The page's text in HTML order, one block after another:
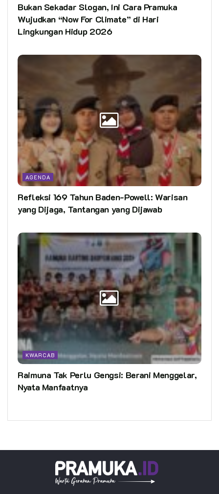
Bukan Sekadar Slogan, Ini Cara Pramuka
Wujudkan “Now For Climate” di Hari
Lingkungan Hidup 2026
AGENDA
Refleksi 169 Tahun Baden-Powell: Warisan
yang Dijaga, Tantangan yang Dijawab
KWARCAB
Raimuna Tak Perlu Gengsi: Berani Menggelar,
Nyata Manfaatnya